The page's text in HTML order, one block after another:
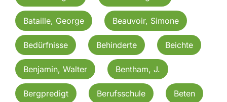
Bataille, George Beauvoir, Simone
Bedürfnisse Behinderte Beichte
Benjamin, Walter Bentham, J.
Bergpredigt Berufsschule Beten